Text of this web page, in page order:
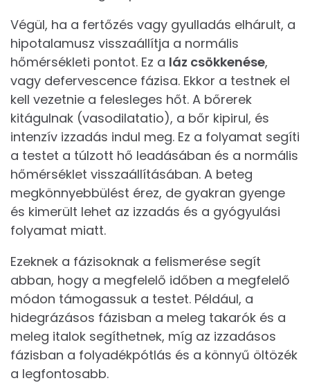
Végül, ha a fertőzés vagy gyulladás elhárult, a
hipotalamusz visszaállítja a normális
hőmérsékleti pontot. Ez a láz csökkenése,
vagy defervescence fázisa. Ekkor a testnek el
kell vezetnie a felesleges hőt. A bőrerek
kitágulnak (vasodilatatio), a bőr kipirul, és
intenzív izzadás indul meg. Ez a folyamat segíti
a testet a túlzott hő leadásában és a normális
hőmérséklet visszaállításában. A beteg
megkönnyebbülést érez, de gyakran gyenge
és kimerült lehet az izzadás és a gyógyulási
folyamat miatt.
Ezeknek a fázisoknak a felismerése segít
abban, hogy a megfelelő időben a megfelelő
módon támogassuk a testet. Például, a
hidegrázásos fázisban a meleg takarók és a
meleg italok segíthetnek, míg az izzadásos
fázisban a folyadékpótlás és a könnyű öltözék
a legfontosabb.